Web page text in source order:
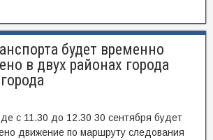
будет временно
в двух районах города
с 11.30 до 12.30 30 сентября будет
движение по маршруту следования